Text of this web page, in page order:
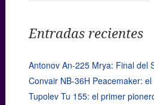
Entradas recientes
Antonov An-225 Mrya: Final del
Convair NB-36H Peacemaker:
Tupolev Tu 155: el primer